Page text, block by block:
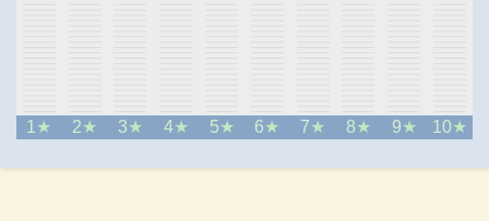
1 2 3 4 5 6 7 8 9 10